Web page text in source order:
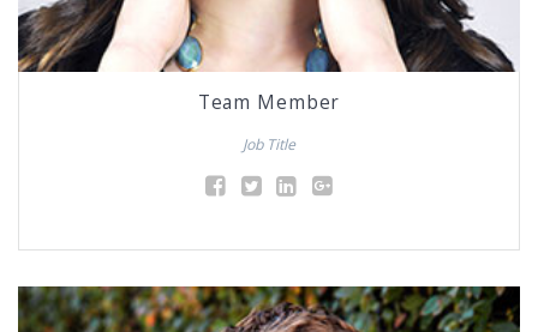
Team Member
Job Title